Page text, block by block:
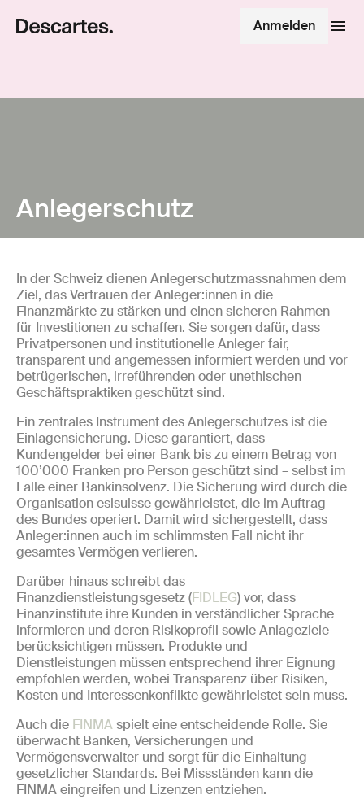
Anmelden
Anlegerschutz
In der Schweiz dienen Anlegerschutzmassnahmen dem
Ziel, das Vertrauen der Anleger:innen in die
Finanzmärkte zu stärken und einen sicheren Rahmen
für Investitionen zu schaffen. Sie sorgen dafür, dass
Privatpersonen und institutionelle Anleger fair,
transparent und angemessen informiert werden und vor
betrügerischen, irreführenden oder unethischen
Geschäftspraktiken geschützt sind.
Ein zentrales Instrument des Anlegerschutzes ist die
Einlagensicherung. Diese garantiert, dass
Kundengelder bei einer Bank bis zu einem Betrag von
100’000 Franken pro Person geschützt sind – selbst im
Falle einer Bankinsolvenz. Die Sicherung wird durch die
Organisation esisuisse gewährleistet, die im Auftrag
des Bundes operiert. Damit wird sichergestellt, dass
Anleger:innen auch im schlimmsten Fall nicht ihr
gesamtes Vermögen verlieren.
Darüber hinaus schreibt das
Finanzdienstleistungsgesetz (FIDLEG) vor, dass
Finanzinstitute ihre Kunden in verständlicher Sprache
informieren und deren Risikoprofil sowie Anlageziele
berücksichtigen müssen. Produkte und
Dienstleistungen müssen entsprechend ihrer Eignung
empfohlen werden, wobei Transparenz über Risiken,
Kosten und Interessenkonflikte gewährleistet sein muss.
Auch die FINMAspielt eine entscheidende Rolle. Sie
überwacht Banken, Versicherungen und
Vermögensverwalter und sorgt für die Einhaltung
gesetzlicher Standards. Bei Missständen kann die
FINMA eingreifen und Lizenzen entziehen.